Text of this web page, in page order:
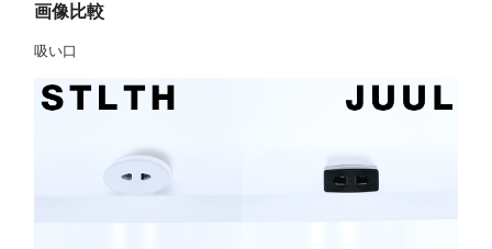
画像比較
吸い口